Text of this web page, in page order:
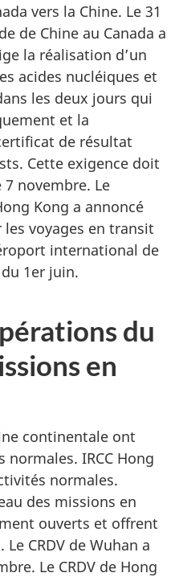
vers la Chine. Le 31
de Chine au Canada a
la réalisation d’un
acides nucléiques et
les deux jours qui
et la
de résultat
Cette exigence doit
novembre. Le
Kong a annoncé
voyages en transit
international de
1er juin.
du
en
continentale ont
IRCC Hong
normales.
des missions en
ouverts et offrent
CRDV de Wuhan a
Le CRDV de Hong